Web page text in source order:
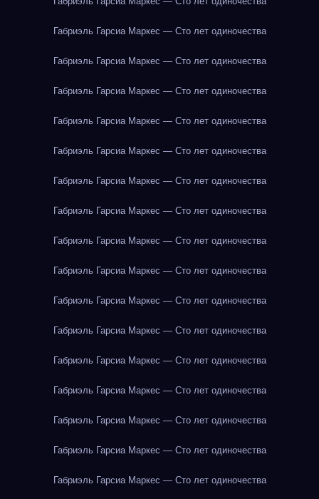
Габриэль Гарсиа Маркес — Сто лет одиночества
Габриэль Гарсиа Маркес — Сто лет одиночества
Габриэль Гарсиа Маркес — Сто лет одиночества
Габриэль Гарсиа Маркес — Сто лет одиночества
Габриэль Гарсиа Маркес — Сто лет одиночества
Габриэль Гарсиа Маркес — Сто лет одиночества
Габриэль Гарсиа Маркес — Сто лет одиночества
Габриэль Гарсиа Маркес — Сто лет одиночества
Габриэль Гарсиа Маркес — Сто лет одиночества
Габриэль Гарсиа Маркес — Сто лет одиночества
Габриэль Гарсиа Маркес — Сто лет одиночества
Габриэль Гарсиа Маркес — Сто лет одиночества
Габриэль Гарсиа Маркес — Сто лет одиночества
Габриэль Гарсиа Маркес — Сто лет одиночества
Габриэль Гарсиа Маркес — Сто лет одиночества
Габриэль Гарсиа Маркес — Сто лет одиночества